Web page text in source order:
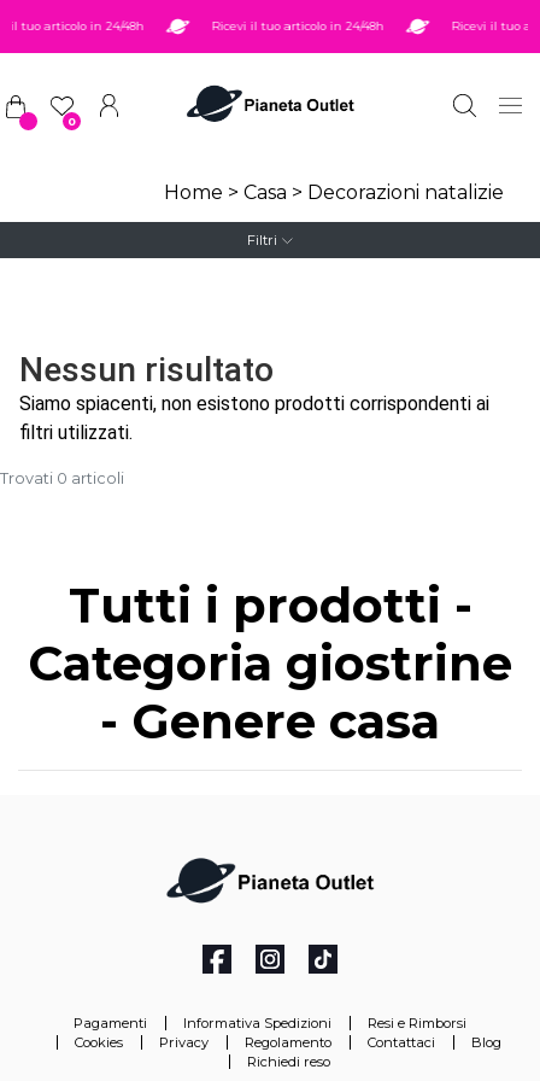
Salta al contenuto principale
il tuo articolo in 24/48h Ricevi il tuo articolo in 24/48h Ricevi il tuo
0
Home > Casa > Decorazioni natalizie
Filtri
Nessun risultato
Siamo spiacenti, non esistono prodotti corrispondenti ai
filtri utilizzati.
Trovati 0 articoli
Tutti i prodotti -
Categoria giostrine
- Genere casa
Pagamenti Informativa Spedizioni
Resi e Rimborsi
Cookies
Privacy Regolamento Contattaci
Blog
Richiedi reso